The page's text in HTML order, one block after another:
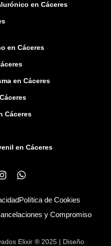
en Cáceres
en Cáceres
en Cáceres
Cáceres
en Cáceres
Política de Cookies
y Compromiso
Elixir ® 2025 | Diseño